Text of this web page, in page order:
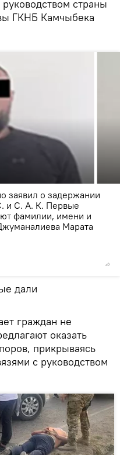
страны
ГКНБ Камчыбека
заявил о задержании
и С. А. К. Первые
фамилии, имени и
Марата
дали
граждан не
оказать
прикрываясь
с руководством